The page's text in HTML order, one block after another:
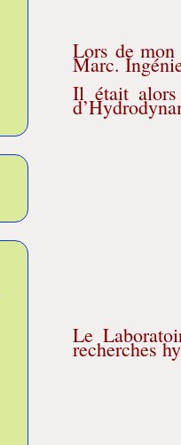
Lors de
Marc.
Il était alors
Le
recherches